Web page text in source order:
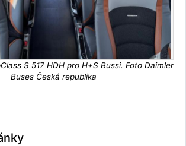
S 517 HDH pro H+S Bussi. Foto Daimler
Buses Česká republika